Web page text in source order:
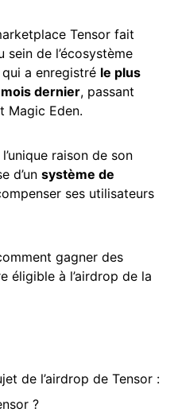
Tensor fait
sein de l’écosystème
qui a enregistré le plus
dernier, passant
Magic Eden.
raison de son
d’un système de
ses utilisateurs
gagner des
éligible à l’airdrop de la
de l’airdrop de Tensor :
?